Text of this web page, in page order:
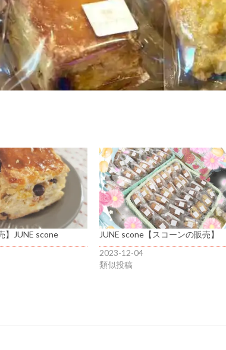
】JUNE scone
JUNE scone【スコーンの販売】
2023-12-04
類似投稿